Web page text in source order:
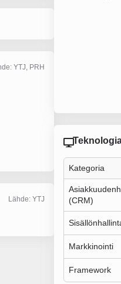
YTJ, PRH
Lähde: YTJ
Kategoria
(CRM)
Markkinointi
Framework